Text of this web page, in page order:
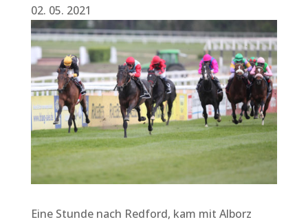
02. 05. 2021
Eine Stunde nach Redford, kam mit Alborz